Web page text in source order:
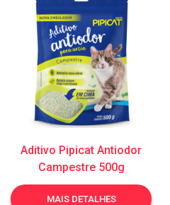
Aditivo Pipicat Antiodor
Campestre 500g
MAIS DETALHES